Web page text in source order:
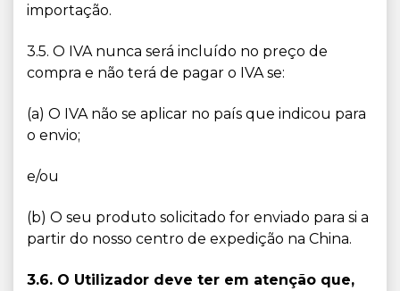
importação.
3.5. O IVA nunca será incluído no preço de
compra e não terá de pagar o IVA se:
(a) O IVA não se aplicar no país que indicou para
o envio;
e/ou
(b) O seu produto solicitado for enviado para si a
partir do nosso centro de expedição na China.
3.6. O Utilizador deve ter em atenção que,